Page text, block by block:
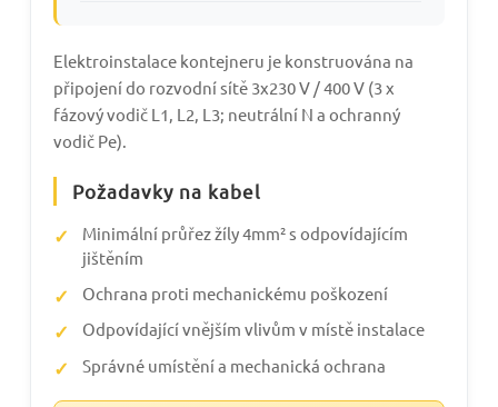
Elektroinstalace kontejneru je konstruována na
připojení do rozvodní sítě 3x230 V / 400 V (3 x
fázový vodič L1, L2, L3; neutrální N a ochranný
vodič Pe).
Požadavky na kabel
Minimální průřez žíly 4mm² s odpovídajícím
jištěním
Ochrana proti mechanickému poškození
Odpovídající vnějším vlivům v místě instalace
Správné umístění a mechanická ochrana